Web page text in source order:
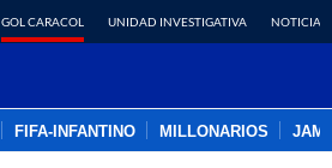
GOL CARACOL UNIDAD INVESTIGATIVA NOTICIAS
FIFA-INFANTINO MILLONARIOS